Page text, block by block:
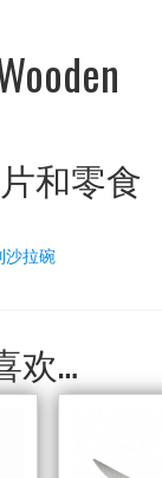
和零食
沙拉碗
欢…